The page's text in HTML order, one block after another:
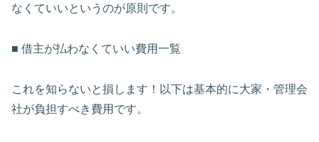
なくていいというのが原則です。
■ 借主が払わなくていい費用一覧
これを知らないと損します！以下は基本的に大家・管理会
社が負担すべき費用です。